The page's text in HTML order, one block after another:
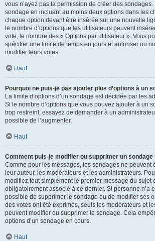
vous n’ayez pas la permission de créer des
sondage en incluant au moins deux options dans les
chaque option devant être insérée sur une nouvelle
le nombre d’options que les utilisateurs peuvent
vote, le nombre des « Options par utilisateur ». Vous
spécifier une limite de temps en jours et autoriser ou
modifier leurs votes.
Haut
Pourquoi ne puis-je pas ajouter plus d’options à un
La limite d’options d’un sondage est décidée par les
Si le nombre d’options que vous pouvez ajouter à un
trop restreint, essayez de demander à un
possible de l’augmenter.
Haut
Comment puis-je modifier ou supprimer un sondage
Comme pour les messages, les sondages ne peuvent
leur auteur, les modérateurs et les administrateurs.
modifiez tout simplement le premier message du sujet
obligatoirement associé à ce dernier. Si personne n’a
possible de supprimer le sondage ou de modifier ses
des votes ont été exprimés, seuls les modérateurs et
peuvent modifier ou supprimer le sondage. Cela
options d’un sondage en cours.
Haut